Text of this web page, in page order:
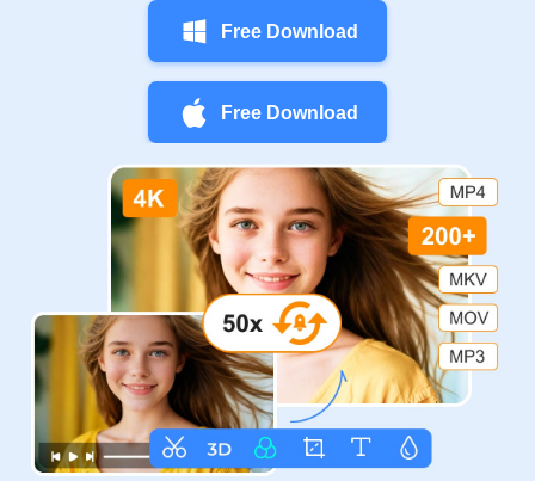
Free Download
Free Download